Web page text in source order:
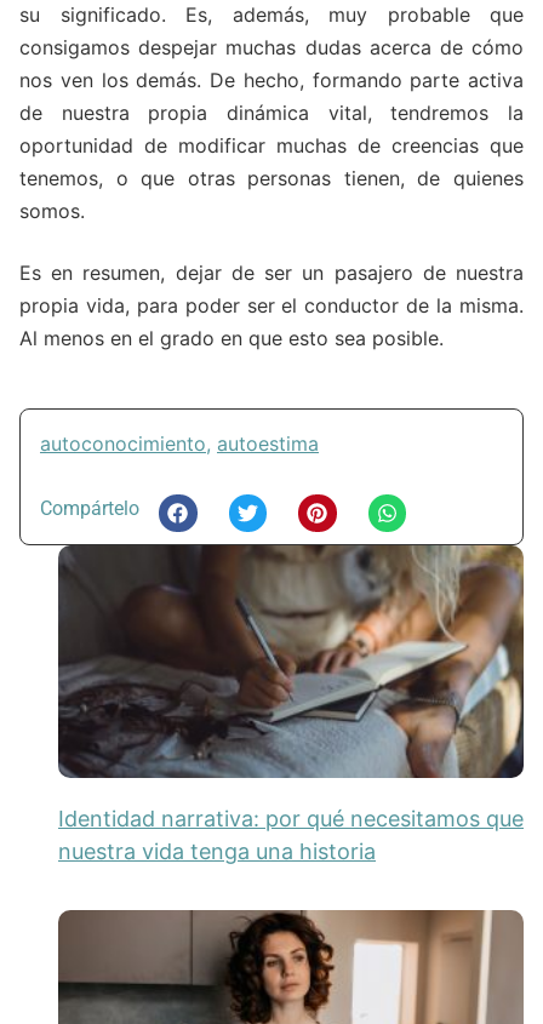
su significado. Es, además, muy probable que
consigamos despejar muchas dudas acerca de cómo
nos ven los demás. De hecho, formando parte activa
de nuestra propia dinámica vital, tendremos la
oportunidad de modificar muchas de creencias que
tenemos, o que otras personas tienen, de quienes
somos.
Es en resumen, dejar de ser un pasajero de nuestra
propia vida, para poder ser el conductor de la misma.
Al menos en el grado en que esto sea posible.
autoconocimiento, autoestima
Compártelo
Identidad narrativa: por qué necesitamos que
nuestra vida tenga una historia